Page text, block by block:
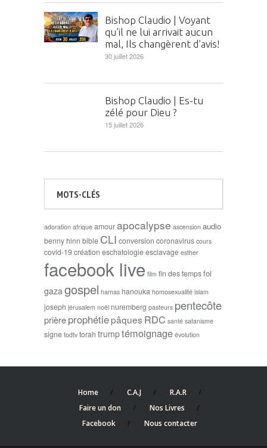
Bishop Claudio | Voyant
qu’il ne lui arrivait aucun
mal, Ils changèrent d’avis!
30 juillet 2026
Bishop Claudio | Es-tu
zélé pour Dieu ?
15 juillet 2026
MOTS-CLÉS
adoration afrique amourapocalypse ascension audio
benny hinn bible CLI conversion coronavirus cours
covid-19création eschatologieesclavage esther
facebook live film fin des tempsfoi
gazagospel hamas hanouka homosexualité islam
joseph jérusalem noël nuremberg pasteurs pentecôte
prièreprophétiepâques RDC santé satanisme
signe todtv torah trumptémoignage évolution
Home C.A.J
R.A.R
Faire un don
Nos Livres
Facebook
Nous contacter